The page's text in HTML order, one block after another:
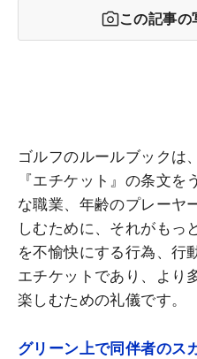
この記事の
ゴルフのルールブックは
『エチケット』の条文を
な職業、年齢のプレーヤ
しむために、それがもっ
を不愉快にする行為、行
エチケットであり、より
楽しむための礼儀です。
グリーン上で同伴者のス